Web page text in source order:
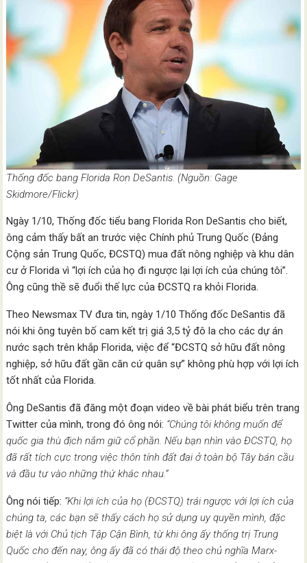
Thống đốc bang Florida Ron DeSantis. (Nguồn: Gage
Skidmore/Flickr)
Ngày 1/10, Thống đốc tiểu bang Florida Ron DeSantis cho biết,
ông cảm thấy bất an trước việc Chính phủ Trung Quốc (Đảng
Cộng sản Trung Quốc, ĐCSTQ) mua đất nông nghiệp và khu dân
cư ở Florida vì “lợi ích của họ đi ngược lại lợi ích của chúng tôi”.
Ông cũng thề sẽ đuổi thế lực của ĐCSTQ ra khỏi Florida.
Theo Newsmax TV đưa tin, ngày 1/10 Thống đốc DeSantis đã
nói khi ông tuyên bố cam kết trị giá 3,5 tỷ đô la cho các dự án
nước sạch trên khắp Florida, việc để “ĐCSTQ sở hữu đất nông
nghiệp, sở hữu đất gần căn cứ quân sự” không phù hợp với lợi ích
tốt nhất của Florida.
Ông DeSantis đã đăng một đoạn video về bài phát biểu trên trang
Twitter của mình, trong đó ông nói: “Chúng tôi không muốn để
quốc gia thù địch nắm giữ cổ phần. Nếu bạn nhìn vào ĐCSTQ, họ
đã rất tích cực trong việc thôn tính đất đai ở toàn bộ Tây bán cầu
và đầu tư vào những thứ khác nhau.”
Ông nói tiếp: “Khi lợi ích của họ (ĐCSTQ) trái ngược với lợi ích của
chúng ta, các bạn sẽ thấy cách họ sử dụng uy quyền mình, đặc
biệt là với Chủ tịch Tập Cận Bình, từ khi ông ấy thống trị Trung
Quốc cho đến nay, ông ấy đã có thái độ theo chủ nghĩa Marx-